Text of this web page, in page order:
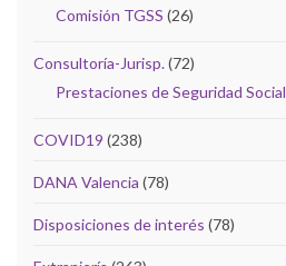
Comisión TGSS (26)
Consultoría-Jurisp.(72)
Prestaciones de Seguridad Social
COVID19 (238)
DANA Valencia (78)
Disposiciones de interés (78)